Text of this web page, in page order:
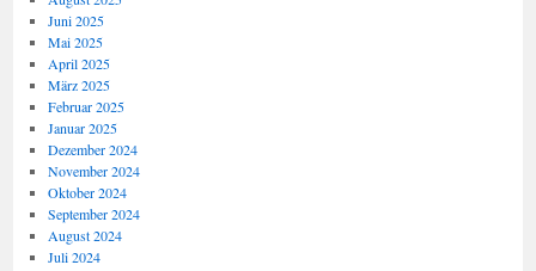
Juni 2025
Mai 2025
April 2025
März 2025
Februar 2025
Januar 2025
Dezember 2024
November 2024
Oktober 2024
September 2024
August 2024
Juli 2024